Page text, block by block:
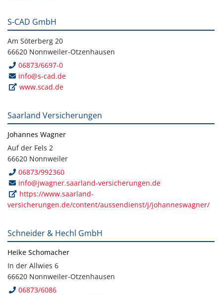
S-CAD GmbH
Am Söterberg 20
66620 Nonnweiler-Otzenhausen
06873/6697-0
info@s-cad.de
www.scad.de
Saarland Versicherungen
Johannes Wagner
Auf der Fels 2
66620 Nonnweiler
06873/992360
info@jwagner.saarland-versicherungen.de
https://www.saarland-
versicherungen.de/content/aussendienst/j/johanneswagner/
Schneider & Hechl GmbH
Heike Schomacher
In der Allwies 6
66620 Nonnweiler-Otzenhausen
06873/6086